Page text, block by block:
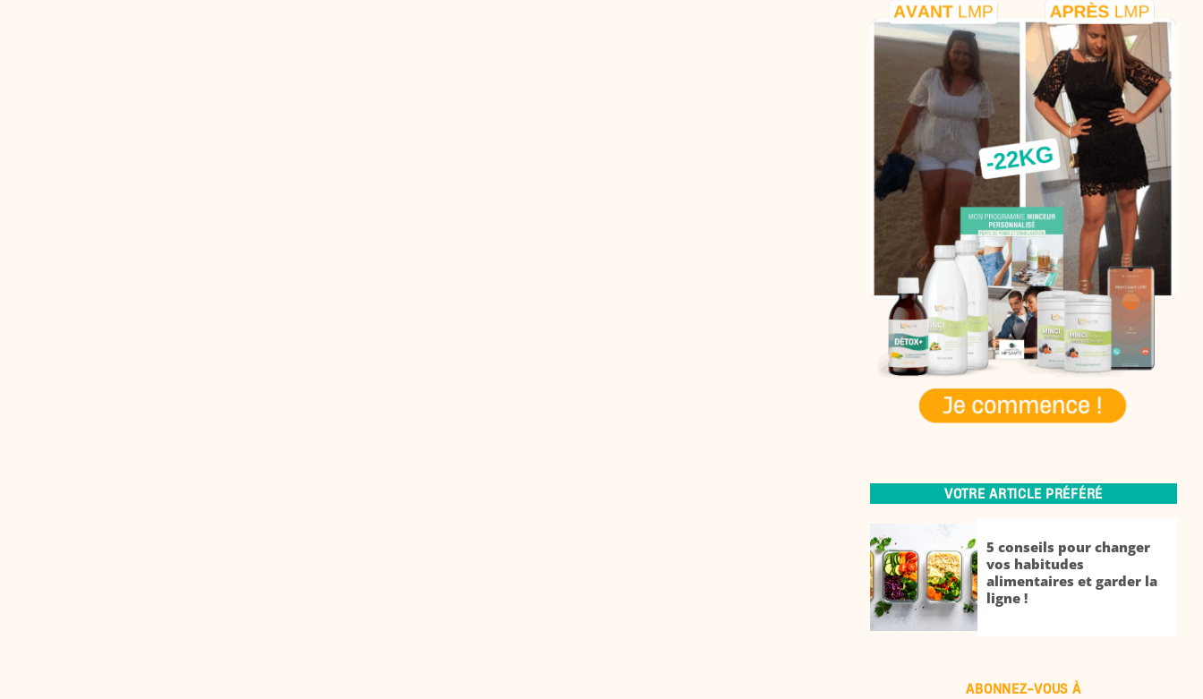
VOTRE ARTICLE PRÉFÉRÉ
5 conseils pour changer
vos habitudes
alimentaires et garder la
ligne !
ABONNEZ-VOUS À